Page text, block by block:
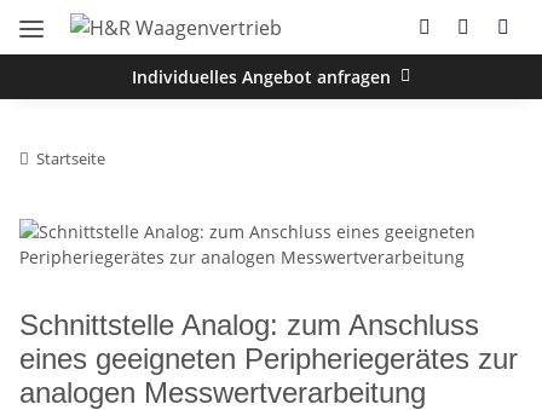
Individuelles Angebot anfragen
Startseite
Schnittstelle Analog: zum Anschluss
eines geeigneten Peripheriegerätes zur
analogen Messwertverarbeitung